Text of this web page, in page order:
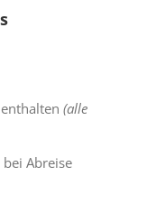
(alle
Abreise